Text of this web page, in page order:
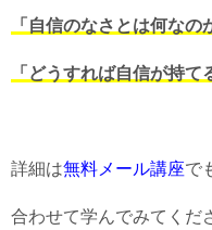
「自信のなさとは何なの
「どうすれば自信が持て
詳細は無料メール講座で
合わせて学んでみてくだ